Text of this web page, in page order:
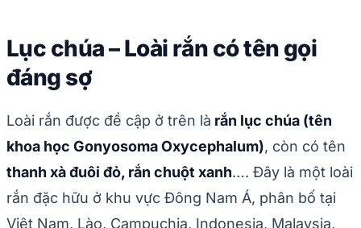
Lục chúa – Loài rắn có tên gọi
đáng sợ
Loài rắn được đề cập ở trên là rắn lục chúa (tên
khoa học Gonyosoma Oxycephalum), còn có tên
thanh xà đuôi đỏ, rắn chuột xanh…. Đây là một loài
rắn đặc hữu ở khu vực Đông Nam Á, phân bố tại
Việt Nam, Lào, Campuchia, Indonesia, Malaysia,